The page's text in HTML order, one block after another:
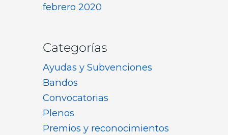
febrero 2020
Categorías
Ayudas y Subvenciones
Bandos
Convocatorias
Plenos
Premios y reconocimientos